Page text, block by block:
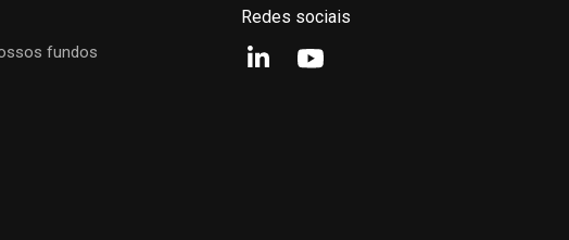
fundos
Redes sociais